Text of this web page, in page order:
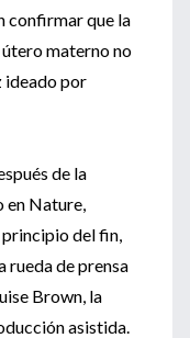
confirmar que la
materno no
ideado por
de la
en Nature,
principio del fin,
rueda de prensa
Brown, la
asistida.